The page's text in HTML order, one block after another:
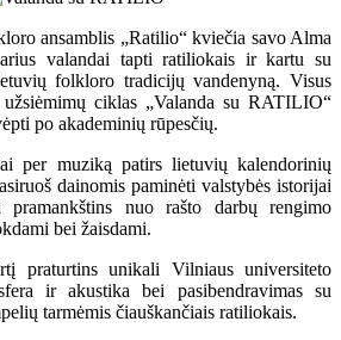
ansamblis „Ratilio“ kviečia savo Alma
valandai tapti ratiliokais ir kartu su
folkloro tradicijų vandenyną. Visus
ciklas „Valanda su RATILIO“
po akademinių rūpesčių.
per muziką patirs lietuvių kalendorinių
dainomis paminėti valstybės istorijai
pramankštins nuo rašto darbų rengimo
bei žaisdami.
praturtins unikali Vilniaus universiteto
ir akustika bei pasibendravimas su
tarmėmis čiauškančiais ratiliokais.